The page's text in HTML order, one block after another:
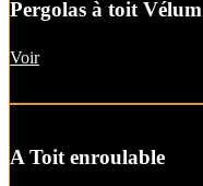
Pergolas à toit Vélum
Voir
A Toit enroulable